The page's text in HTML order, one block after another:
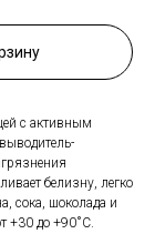
с активным
белизну, легко
сока, шоколада и
+30 до +90˚C.